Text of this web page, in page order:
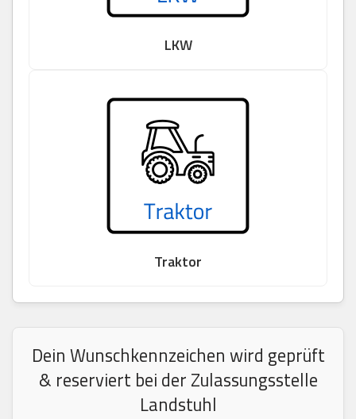
LKW
Traktor
Dein Wunschkennzeichen wird geprüft
& reserviert bei der Zulassungsstelle
Landstuhl